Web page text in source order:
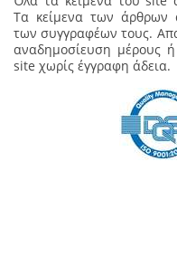
Τα κείμενα των άρθρων
των συγγραφέων τους.
αναδημοσίευση μέρους
site χωρίς έγγραφη άδεια.